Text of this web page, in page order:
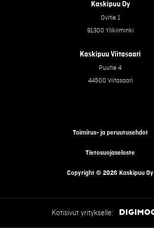
Kaskipuu Oy
Ovitie 1
91300 Ylikiiminki
Kaskipuu Viitasaari
Puutie 4
44500 Viitasaari
Copyright © 2026 Kaskipuu Oy
Tietosuojaseloste
Toimitus- ja peruutusehdot
Kotisivut yritykselle: